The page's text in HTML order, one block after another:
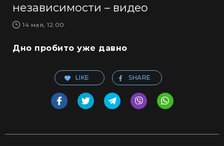
независимости – видео
14 мая, 12:00
Дно пробито уже давно
LIKE SHARE